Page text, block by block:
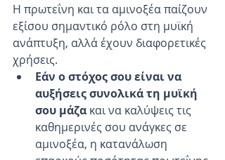
Η πρωτεΐνη και τα αμινοξέα παίζουν
εξίσου σημαντικό ρόλο στη μυϊκή
ανάπτυξη, αλλά έχουν διαφορετικές
χρήσεις.
Εάν ο στόχος σου είναι να
αυξήσεις συνολικά τη μυϊκή
σου μάζα και να καλύψεις τις
καθημερινές σου ανάγκες σε
αμινοξέα, η κατανάλωση